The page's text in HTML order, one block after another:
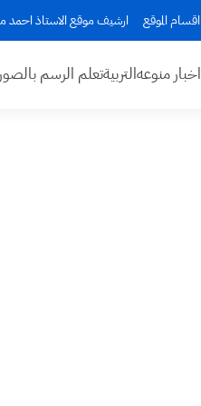
اقسام الموقع ارشيف موقع الاستاذ احمد
اخبار منوعهالتربيةتعلم الرسم بالصور